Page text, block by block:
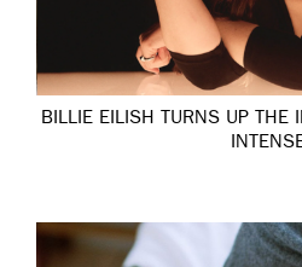
BILLIE EILISH TURNS UP THE